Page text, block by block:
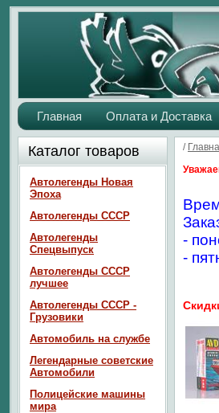
Главная Оплата и Доставка
/
-
-
Каталог товаров
Автолегенды Новая
Эпоха
Автолегенды СССР
Автолегенды
Спецвыпуск
Автолегенды СССР
лучшее
Автолегенды СССР -
Грузовики
Автомобиль на службе
Легендарные советские
Автомобили
Полицейские машины
мира